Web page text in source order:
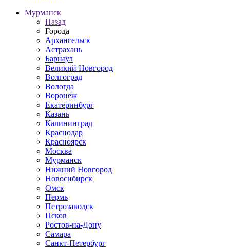
Мурманск
Назад
Города
Архангельск
Астрахань
Барнаул
Великий Новгород
Волгоград
Вологда
Воронеж
Екатеринбург
Казань
Калининград
Краснодар
Красноярск
Москва
Мурманск
Нижний Новгород
Новосибирск
Омск
Пермь
Петрозаводск
Псков
Ростов-на-Дону
Самара
Санкт-Петербург